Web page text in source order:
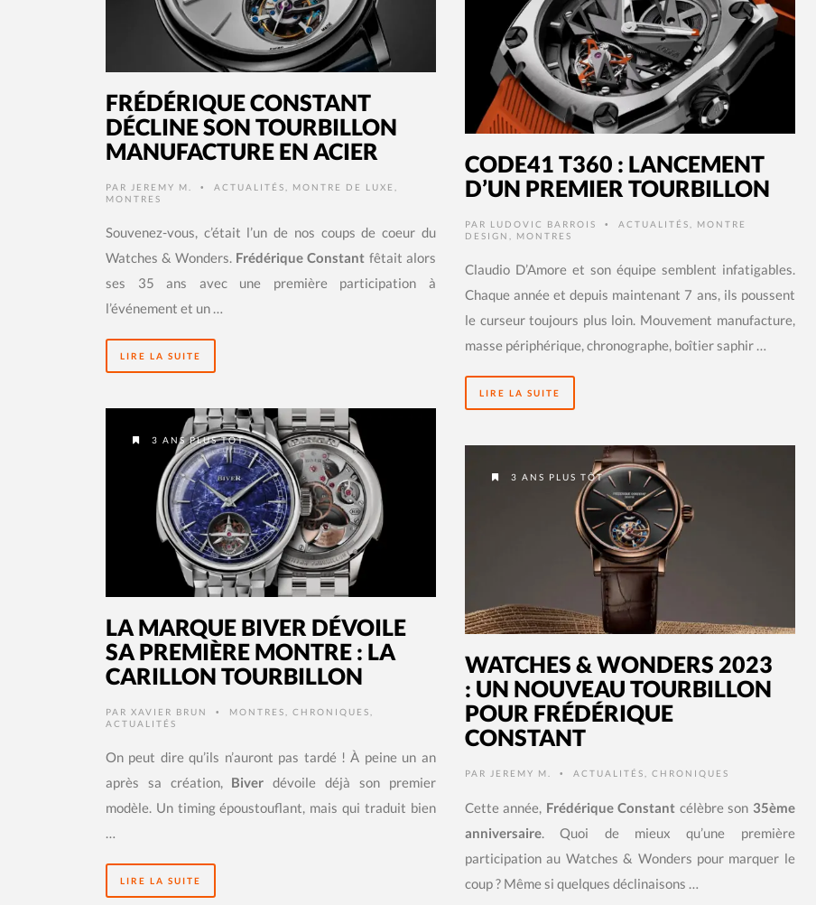
FRÉDÉRIQUE CONSTANT
DÉCLINE SON TOURBILLON
MANUFACTURE EN ACIER
PAR JEREMY M. • ACTUALITÉS MONTRE DE LUXE
MONTRES
Souvenez-vous, c’était l’un de nos coups de coeur du
Watches & Wonders. Frédérique Constant fêtait alors
ses 35 ans avec une première participation à
l’événement et un …
LIRE LA SUITE
CODE41 T360 : LANCEMENT
D’UN PREMIER TOURBILLON
PAR LUDOVIC BARROIS • ACTUALITÉS
MONTRE
DESIGN
MONTRES
Claudio D’Amore et son équipe semblent infatigables.
Chaque année et depuis maintenant 7 ans, ils poussent
le curseur toujours plus loin. Mouvement manufacture,
masse périphérique, chronographe, boîtier saphir …
LIRE LA SUITE
3 ANS PLUS TÔT
LA MARQUE BIVER DÉVOILE
SA PREMIÈRE MONTRE : LA
CARILLON TOURBILLON
PAR XAVIER BRUN • MONTRES CHRONIQUES
ACTUALITÉS
On peut dire qu’ils n’auront pas tardé ! À peine un an
après sa création, Biver dévoile déjà son premier
modèle. Un timing époustouflant, mais qui traduit bien
…
LIRE LA SUITE
3 ANS PLUS TÔT
WATCHES & WONDERS 2023
: UN NOUVEAU TOURBILLON
POUR FRÉDÉRIQUE
CONSTANT
PAR JEREMY M. • ACTUALITÉS CHRONIQUES
Cette année, Frédérique Constant célèbre son 35ème
anniversaire. Quoi de mieux qu’une première
participation au Watches & Wonders pour marquer le
coup ? Même si quelques déclinaisons …